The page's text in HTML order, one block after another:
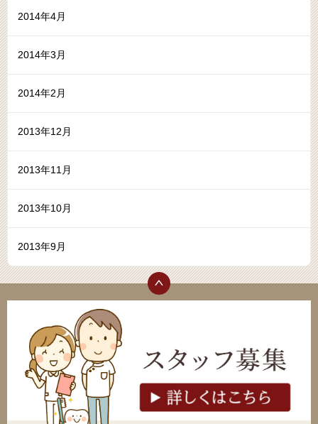
2014年4月
2014年3月
2014年2月
2013年12月
2013年11月
2013年10月
2013年9月